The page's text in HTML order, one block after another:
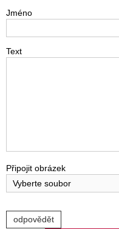
Jméno
Text
Připojit obrázek
Vyberte soubor